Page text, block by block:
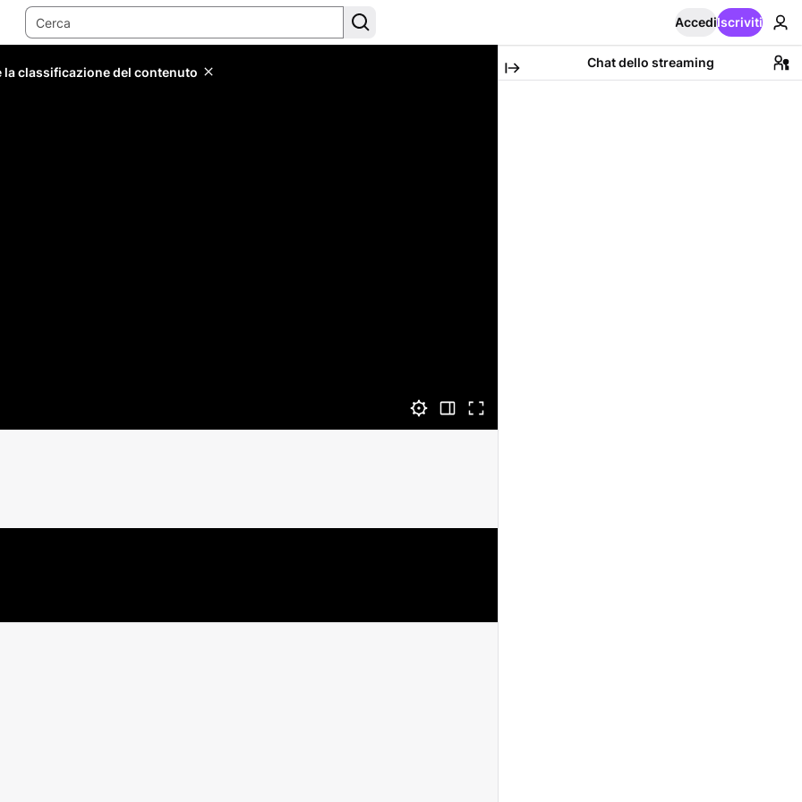
AccediIscriviti
classificazione del contenuto
Chat dello streaming